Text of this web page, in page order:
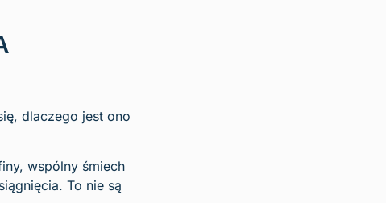
dlaczego jest ono
wspólny śmiech
To nie są